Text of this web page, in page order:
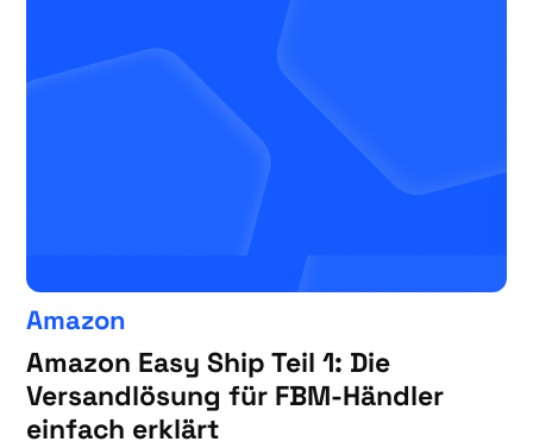
Amazon
Amazon Easy Ship Teil 1: Die
Versandlösung für FBM-Händler
einfach erklärt